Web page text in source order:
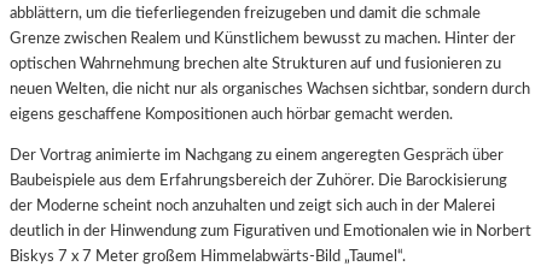
abblättern, um die tieferliegenden freizugeben und damit die schmale
Grenze zwischen Realem und Künstlichem bewusst zu machen. Hinter der
optischen Wahrnehmung brechen alte Strukturen auf und fusionieren zu
neuen Welten, die nicht nur als organisches Wachsen sichtbar, sondern durch
eigens geschaffene Kompositionen auch hörbar gemacht werden.
Der Vortrag animierte im Nachgang zu einem angeregten Gespräch über
Baubeispiele aus dem Erfahrungsbereich der Zuhörer. Die Barockisierung
der Moderne scheint noch anzuhalten und zeigt sich auch in der Malerei
deutlich in der Hinwendung zum Figurativen und Emotionalen wie in Norbert
Biskys 7 x 7 Meter großem Himmelabwärts-Bild „Taumel“.